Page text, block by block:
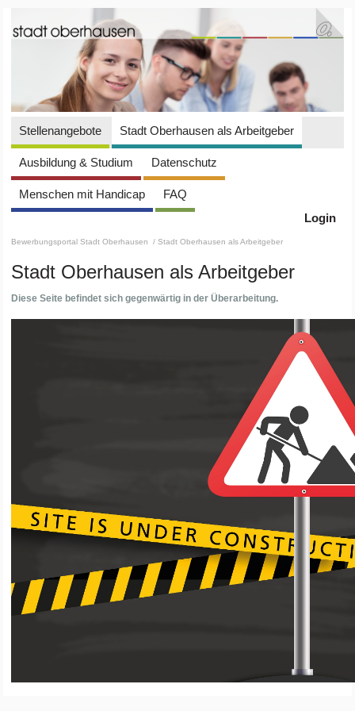
Stellenangebote Stadt Oberhausen als Arbeitgeber
Ausbildung & Studium Datenschutz
Menschen mit Handicap
FAQ
Login
Bewerbungsportal Stadt Oberhausen / Stadt Oberhausen als Arbeitgeber
Stadt Oberhausen als Arbeitgeber
Diese Seite befindet sich gegenwärtig in der Überarbeitung.